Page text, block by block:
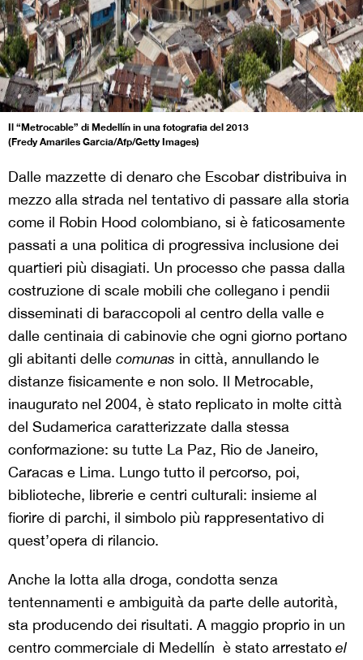
Il “Metrocable” di Medellín in una fotografia del 2013
(Fredy Amariles Garcia/Afp/Getty Images)
Dalle mazzette di denaro che Escobar distribuiva in
mezzo alla strada nel tentativo di passare alla storia
come il Robin Hood colombiano, si è faticosamente
passati a una politica di progressiva inclusione dei
quartieri più disagiati. Un processo che passa dalla
costruzione di scale mobili che collegano i pendii
disseminati di baraccopoli al centro della valle e
dalle centinaia di cabinovie che ogni giorno portano
gli abitanti delle comunas in città, annullando le
distanze fisicamente e non solo. Il Metrocable,
inaugurato nel 2004, è stato replicato in molte città
del Sudamerica caratterizzate dalla stessa
conformazione: su tutte La Paz, Rio de Janeiro,
Caracas e Lima. Lungo tutto il percorso, poi,
biblioteche, librerie e centri culturali: insieme al
fiorire di parchi, il simbolo più rappresentativo di
quest’opera di rilancio.
Anche la lotta alla droga, condotta senza
tentennamenti e ambiguità da parte delle autorità,
sta producendo dei risultati. A maggio proprio in un
centro commerciale di Medellín è stato arrestato el